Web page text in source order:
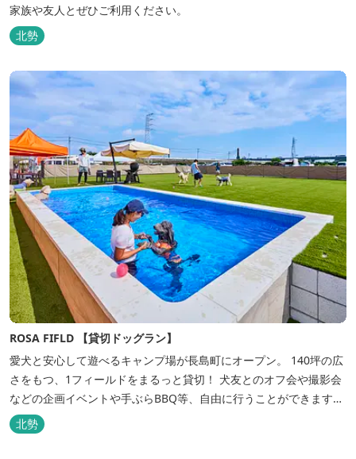
家族や友人とぜひご利用ください。
北勢
ROSA FIFLD 【貸切ドッグラン】
愛犬と安心して遊べるキャンプ場が長島町にオープン。 140坪の広
さをもつ、1フィールドをまるっと貸切！ 犬友とのオフ会や撮影会
などの企画イベントや手ぶらBBQ等、自由に行うことができます。
フードメニューも豊富で手ぶらでBBQを予算に合わせてお選びいた
だき、楽しんでいただくことがてぎます。 ドックランは全面人工芝
北勢